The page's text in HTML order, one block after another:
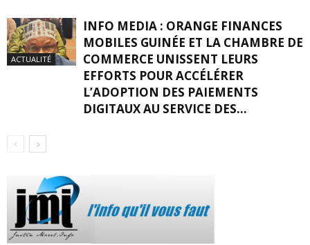
ACTUALITÉ
INFO MEDIA : ORANGE FINANCES
MOBILES GUINÉE ET LA CHAMBRE DE
COMMERCE UNISSENT LEURS
EFFORTS POUR ACCÉLÉRER
L’ADOPTION DES PAIEMENTS
DIGITAUX AU SERVICE DES...